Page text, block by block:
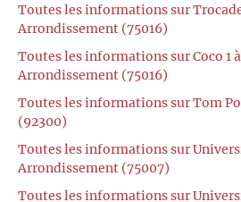
Toutes les informations sur
Arrondissement (75016)
Toutes les informations sur Coco 1 à
Arrondissement (75016)
Toutes les informations sur Tom
(92300)
Toutes les informations sur
Arrondissement (75007)
Toutes les informations sur